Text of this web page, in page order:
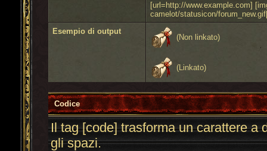
[url=http://www.example.com]
camelot/statusicon/
Esempio di output
(Non linkato)
(Linkato)
Codice
Il tag [code] trasforma un carattere a
gli spazi.